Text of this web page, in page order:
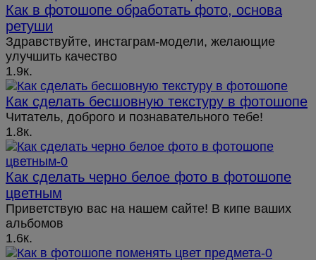
Как в фотошопе обработать фото, основа
ретуши
Здравствуйте, инстаграм-модели, желающие
улучшить качество
1.9к.
Как сделать бесшовную текстуру в фотошопе
Читатель, доброго и познавательного тебе!
1.8к.
Как сделать черно белое фото в фотошопе
цветным
Приветствую вас на нашем сайте! В кипе ваших
альбомов
1.6к.